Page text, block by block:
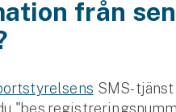
från
SMS-tjänst